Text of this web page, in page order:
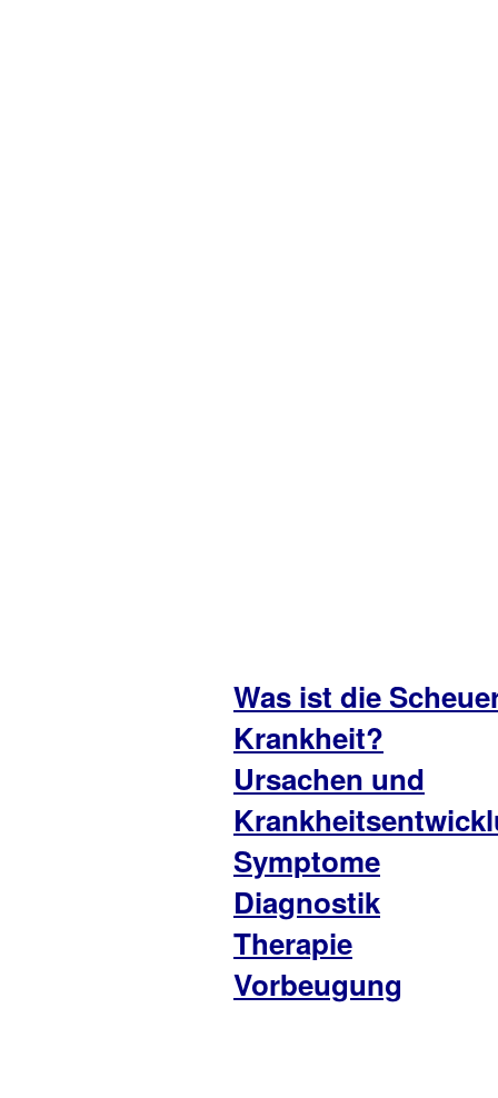
Was ist die
Krankheit?
Ursachen und
Symptome
Diagnostik
Therapie
Vorbeugung